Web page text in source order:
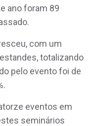
ano foram 89
com um
totalizando
pelo evento foi de
eventos em
seminários